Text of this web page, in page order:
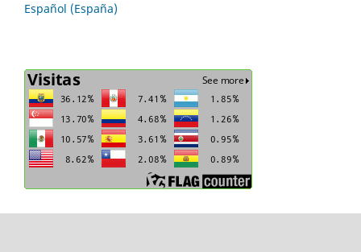
Español (España)